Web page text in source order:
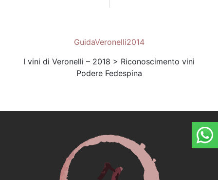
GuidaVeronelli2014
I vini di Veronelli – 2018 > Riconoscimento vini
Podere Fedespina